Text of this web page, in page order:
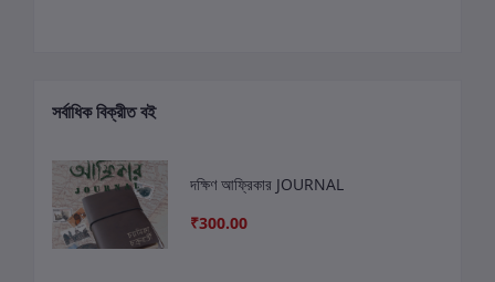
সর্বাধিক বিক্রীত বই
দক্ষিণ আফ্রিকার JOURNAL
₹300.00